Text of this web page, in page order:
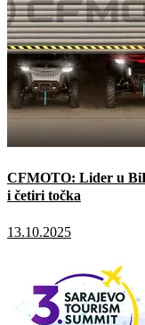
CFMOTO: Lider u
i četiri točka
13.10.2025